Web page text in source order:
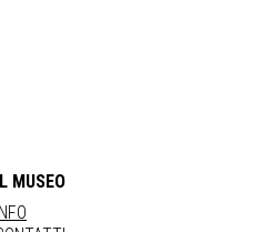
IL MUSEO
INFO